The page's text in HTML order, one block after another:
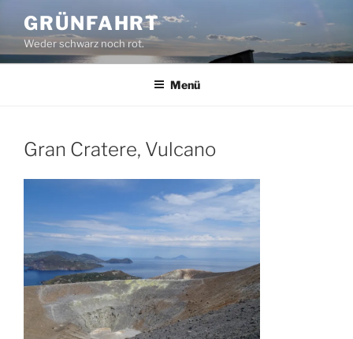
Inhalt
springen
GRÜNFAHRT
Weder schwarz noch rot.
Menü
Gran Cratere, Vulcano